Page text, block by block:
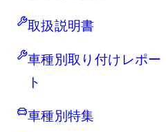
取扱説明書
車種別取り付けレポー
ト
車種別特集